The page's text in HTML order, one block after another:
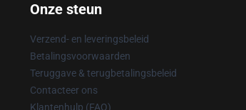
Onze steun
Verzend- en leveringsbeleid
Betalingsvoorwaarden
Teruggave & terugbetalingsbeleid
Contacteer ons
Klantenhulp (FAQ)